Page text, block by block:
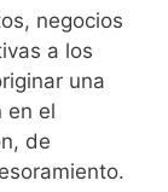
negocios
a los
una
en el
de